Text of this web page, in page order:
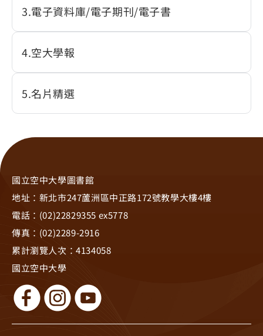
3 電子資料庫/電子期刊/電子書
4 空大學報
5 名片精選
國立空中大學圖書館
地址：新北市247蘆洲區中正路172號教學大樓4樓
電話：(02)22829355 ex5778
傳真：(02)2289-2916
累計瀏覽人次：4134058
國立空中大學